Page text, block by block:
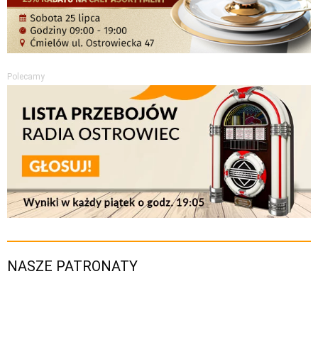
Polecamy
NASZE PATRONATY